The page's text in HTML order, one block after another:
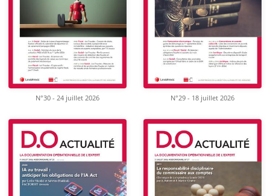
N°30 - 24 juillet 2026 N°29 - 18 juillet 2026